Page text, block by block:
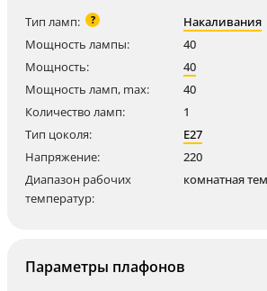
Тип ламп: ?
Накаливания
Мощность лампы:
40
Мощность:
40
Мощность ламп, max:
40
Количество ламп:
1
Тип цоколя:
E27
Напряжение:
220
Диапазон рабочих
температур:
комнатная
Параметры плафонов